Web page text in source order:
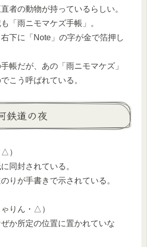
者の動物が持っているらしい。
「雨ニモマケズ手帳」。
下に「Note」の字が金で箔押し
帳だが、あの「雨ニモマケズ」
こう呼ばれている。
鉄道の夜
△）
同封されている。
りが手書きで示されている。
ゃりん・△）
か所定の位置に置かれていな